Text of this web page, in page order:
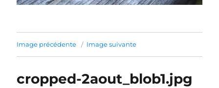
Image précédente Image suivante
cropped-2aout_blob1.jpg